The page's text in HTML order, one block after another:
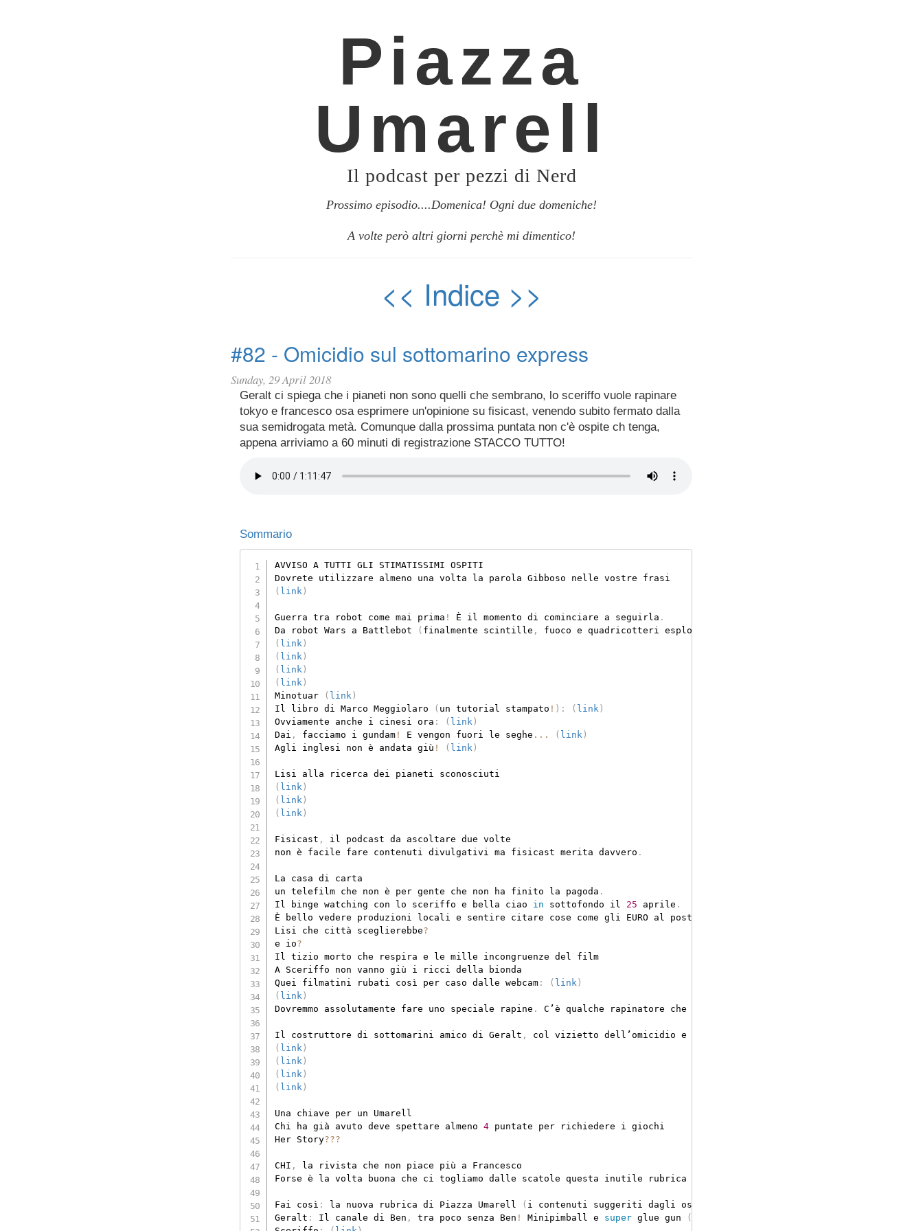
Piazza
Umarell
Il podcast per pezzi di Nerd
Prossimo episodio....Domenica! Ogni due domeniche!
A volte però altri giorni perchè mi dimentico!
<< Indice >>
#82 - Omicidio sul sottomarino express
Sunday, 29 April 2018
Geralt ci spiega che i pianeti non sono quelli che sembrano, lo sceriffo vuole rapinare
tokyo e francesco osa esprimere un'opinione su fisicast, venendo subito fermato dalla
sua semidrogata metà. Comunque dalla prossima puntata non c'è ospite ch tenga,
appena arriviamo a 60 minuti di registrazione STACCO TUTTO!
Sommario
AVVISO A TUTTI GLI STIMATISSIMI OSPITI
( link)
Guerra tra robot come mai prima ! È il momento di cominciare a seguirla .
Da robot Wars a Battlebot
( finalmente scintille , fuoco e quadricotteri esplosivi
( link)
( link)
( link)
( link)
Minotuar
( link)
Il libro di Marco Meggiolaro
( un tutorial stampato ! ) : ( link)
Ovviamente anche i cinesi ora : ( link)
Dai , facciamo i gundam! E vengon fuori le seghe ... ( link)
Agli inglesi non è andata giù ! ( link)
( link)
( link)
( link)
Fisicast ,
il podcast da ascoltare due volte
non è facile fare contenuti divulgativi ma fisicast merita davvero .
La casa di carta
un telefilm che non è per gente che non ha finito la pagoda .
Il binge watching con lo sceriffo e bella ciao in sottofondo il 25 aprile .
È bello vedere produzioni locali e sentire citare cose come gli EURO al posto dei dollari una volta tanto
Lisi che città sceglierebbe?
e io?
Il tizio morto che respira e le mille incongruenze del film
A Sceriffo non vanno giù i ricci della bionda
Quei filmatini rubati così per caso dalle webcam: ( link)
( link)
Dovremmo assolutamente fare uno speciale rapine . C’è qualche rapinatore che puoi venire
Il costruttore di sottomarini amico di Geralt ,
( link)
( link)
( link)
( link)
Una chiave per un Umarell
Chi ha già avuto deve spettare almeno 4 puntate per richiedere i giochi
Her Story???
CHI ,
la rivista che non piace più a Francesco
Forse è la volta buona che ci togliamo dalle scatole questa inutile rubrica
Fai così : la nuova rubrica di Piazza Umarell ( i contenuti suggeriti dagli ospiti
Geralt : Il canale di Ben , tra poco senza Ben ! Minipimball e super glue gun (